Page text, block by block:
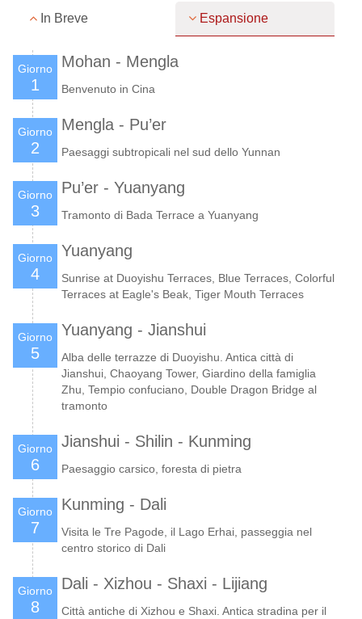
In Breve Espansione
Giorno
1
Mohan - Mengla
Benvenuto in Cina
Giorno
2
Mengla - Pu’er
Paesaggi subtropicali nel sud dello Yunnan
Giorno
3
Pu’er - Yuanyang
Tramonto di Bada Terrace a Yuanyang
Giorno
4
Yuanyang
Sunrise at Duoyishu Terraces, Blue Terraces, Colorful
Terraces at Eagle's Beak, Tiger Mouth Terraces
Giorno
5
Yuanyang - Jianshui
Alba delle terrazze di Duoyishu. Antica città di
Jianshui, Chaoyang Tower, Giardino della famiglia
Zhu, Tempio confuciano, Double Dragon Bridge al
tramonto
Giorno
6
Jianshui - Shilin - Kunming
Paesaggio carsico, foresta di pietra
Giorno
7
Kunming - Dali
Visita le Tre Pagode, il Lago Erhai, passeggia nel
centro storico di Dali
Giorno
8
Dali - Xizhou - Shaxi - Lijiang
Città antiche di Xizhou e Shaxi. Antica stradina per il